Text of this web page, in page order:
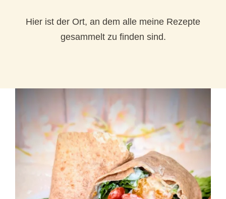
Hier ist der Ort, an dem alle meine Rezepte
gesammelt zu finden sind.